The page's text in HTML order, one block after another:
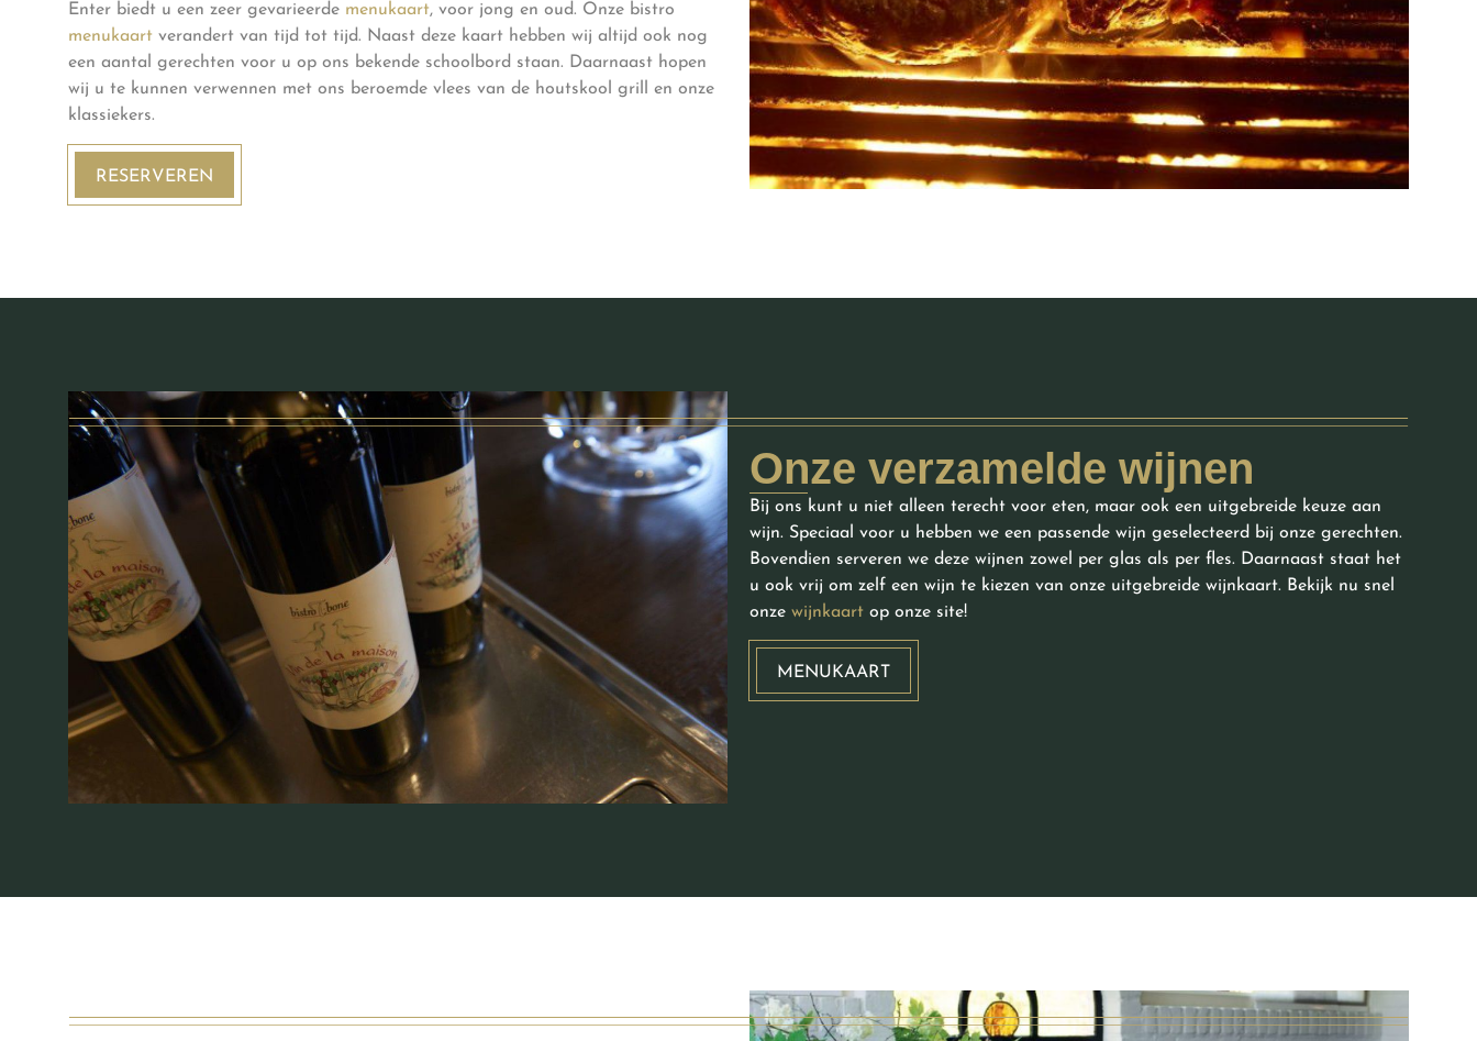
Enter biedt u een zeer gevarieerde menukaart, voor jong en oud. Onze bistro
menukaart verandert van tijd tot tijd. Naast deze kaart hebben wij altijd ook nog
een aantal gerechten voor u op ons bekende schoolbord staan. Daarnaast hopen
wij u te kunnen verwennen met ons beroemde vlees van de houtskool grill en onze
klassiekers.
RESERVEREN
Onze verzamelde wijnen
Bij ons kunt u niet alleen terecht voor eten, maar ook een uitgebreide keuze aan
wijn. Speciaal voor u hebben we een passende wijn geselecteerd bij onze gerechten.
Bovendien serveren we deze wijnen zowel per glas als per fles. Daarnaast staat het
u ook vrij om zelf een wijn te kiezen van onze uitgebreide wijnkaart. Bekijk nu snel
onze wijnkaart op onze site!
MENUKAART